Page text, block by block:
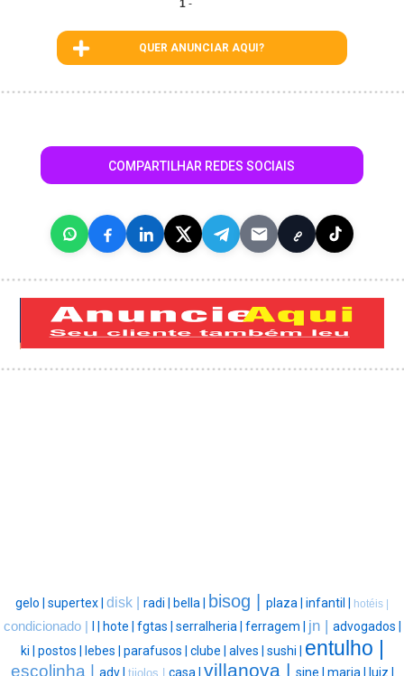
1 -
QUER ANUNCIAR AQUI?
COMPARTILHAR REDES SOCIAIS
gelo | supertex | disk | radi | bella | bisog | plaza | infantil | hotéis |
condicionado | hote | fgtas | serralheria | ferragem | jn | advogados |
ki | postos | lebes | parafusos | clube | alves | sushi | entulho |
escolinha | adv | tijolos | casa | villanova | sine | maria | luiz |